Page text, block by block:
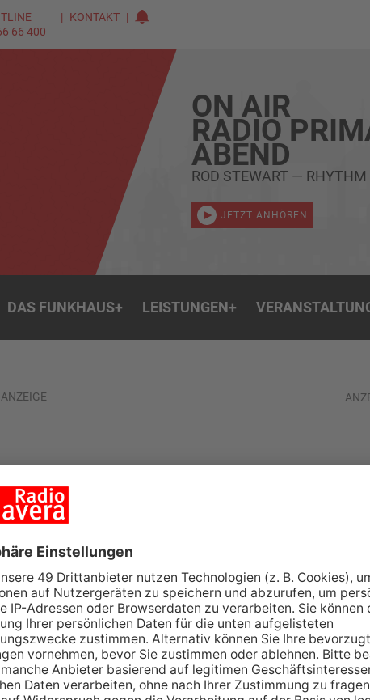
66 400
KONTAKT
ON AIR
RADIO
ABEND
ROD STEWART — RHYTHM
JETZT ANHÖREN
DAS FUNKHAUS+ LEISTUNGEN+
ANZEIGE
Gelnhausen